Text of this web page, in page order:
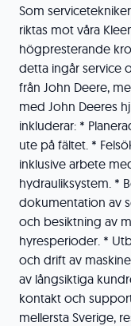
Som
riktas mot våra
högpresterande
detta ingår service
från John Deere,
med John Deeres
inkluderar: *
ute på fältet. *
inklusive arbete
hydrauliksystem. *
dokumentation av
och besiktning av
hyresperioder. *
och drift av
av långsiktiga
kontakt och
mellersta Sverige,